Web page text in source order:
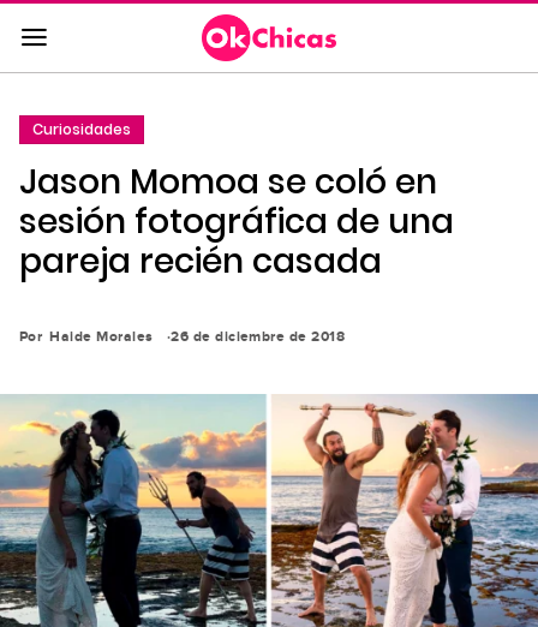
Saltar
al
contenido
a
la
navegación
principal
Curiosidades
Jason Momoa se coló en
sesión fotográfica de una
pareja recién casada
Por Haide Morales 26 de diciembre de 2018